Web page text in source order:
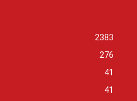
2383
276
41
41